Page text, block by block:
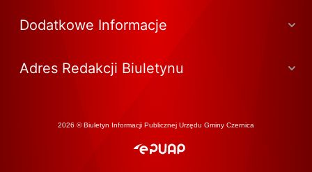
Dodatkowe Informacje
Adres Redakcji Biuletynu
2026 © Biuletyn Informacji Publicznej Urzędu Gminy Czernica